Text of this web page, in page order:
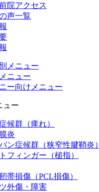
院アクセス
声一覧
メニュー
ニュー
ー向けメニュー
ュー
候群（痺れ）
炎
ン症候群（狭窄性腱鞘炎）
フィンガー（槌指）
帯損傷（PCL損傷）
外傷・障害